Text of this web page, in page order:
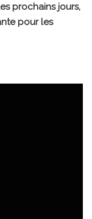
prochains jours,
pour les